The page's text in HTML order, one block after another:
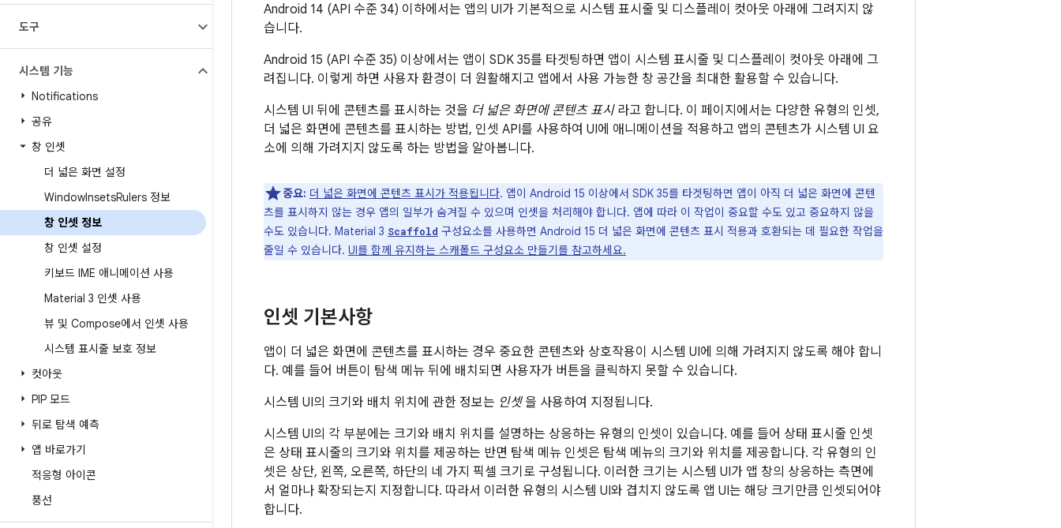
도구
시스템 기능
Notifications
공유
창 인셋
더 넓은 화면 설정
WindowInsetsRulers 정보
창 인셋 정보
창 인셋 설정
키보드 IME 애니메이션 사용
Material 3 인셋 사용
뷰 및 Compose에서 인셋 사용
시스템 표시줄 보호 정보
컷아웃
PIP 모드
뒤로 탐색 예측
앱 바로가기
적응형 아이콘
풍선
Android 14 (API 수준 34) 이하에서는 앱의 UI가 기본적으로 시스템 표시줄 및 디스플레이 컷아웃 아래에 그려지지 않
습니다.
Android 15 (API 수준 35) 이상에서는 앱이 SDK 35를 타겟팅하면 앱이 시스템 표시줄 및 디스플레이 컷아웃 아래에 그
려집니다. 이렇게 하면 사용자 환경이 더 원활해지고 앱에서 사용 가능한 창 공간을 최대한 활용할 수 있습니다.
시스템 UI 뒤에 콘텐츠를 표시하는 것을 더 넓은 화면에 콘텐츠 표시라고 합니다. 이 페이지에서는 다양한 유형의 인셋,
더 넓은 화면에 콘텐츠를 표시하는 방법, 인셋 API를 사용하여 UI에 애니메이션을 적용하고 앱의 콘텐츠가 시스템 UI 요
소에 의해 가려지지 않도록 하는 방법을 알아봅니다.
중요: 더 넓은 화면에 콘텐츠 표시가 적용됩니다. 앱이 Android 15 이상에서 SDK 35를 타겟팅하면 앱이 아직 더 넓은 화면에 콘텐
츠를 표시하지 않는 경우 앱의 일부가 숨겨질 수 있으며 인셋을 처리해야 합니다. 앱에 따라 이 작업이 중요할 수도 있고 중요하지 않을
수도 있습니다. Material 3 Scaffold 구성요소를 사용하면 Android 15 더 넓은 화면에 콘텐츠 표시 적용과 호환되는 데 필요한 작업을
줄일 수 있습니다. UI를 함께 유지하는 스캐폴드 구성요소 만들기를 참고하세요.
인셋 기본사항
앱이 더 넓은 화면에 콘텐츠를 표시하는 경우 중요한 콘텐츠와 상호작용이 시스템 UI에 의해 가려지지 않도록 해야 합니
다. 예를 들어 버튼이 탐색 메뉴 뒤에 배치되면 사용자가 버튼을 클릭하지 못할 수 있습니다.
시스템 UI의 크기와 배치 위치에 관한 정보는 인셋을 사용하여 지정됩니다.
시스템 UI의 각 부분에는 크기와 배치 위치를 설명하는 상응하는 유형의 인셋이 있습니다. 예를 들어 상태 표시줄 인셋
은 상태 표시줄의 크기와 위치를 제공하는 반면 탐색 메뉴 인셋은 탐색 메뉴의 크기와 위치를 제공합니다. 각 유형의 인
셋은 상단, 왼쪽, 오른쪽, 하단의 네 가지 픽셀 크기로 구성됩니다. 이러한 크기는 시스템 UI가 앱 창의 상응하는 측면에
서 얼마나 확장되는지 지정합니다. 따라서 이러한 유형의 시스템 UI와 겹치지 않도록 앱 UI는 해당 크기만큼 인셋되어야
합니다.